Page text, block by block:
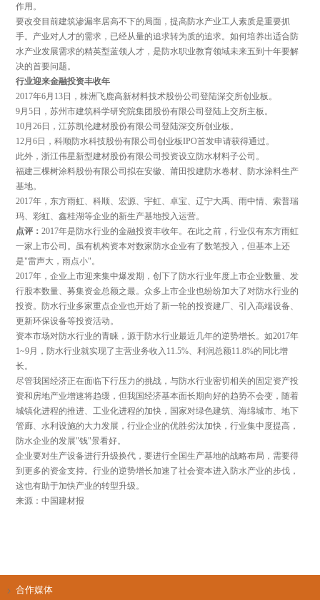
作用。
要改变目前建筑渗漏率居高不下的局面，提高防水产业工人素质是重要抓
手。产业对人才的需求，已经从量的追求转为质的追求。如何培养出适合防
水产业发展需求的精英型蓝领人才，是防水职业教育领域未来五到十年要解
决的首要问题。
行业迎来金融投资丰收年
2017年6月13日，株洲飞鹿高新材料技术股份公司登陆深交所创业板。
9月5日，苏州市建筑科学研究院集团股份有限公司登陆上交所主板。
10月26日，江苏凯伦建材股份有限公司登陆深交所创业板。
12月6日，科顺防水科技股份有限公司创业板IPO首发申请获得通过。
此外，浙江伟星新型建材股份有限公司投资设立防水材料子公司。
福建三棵树涂料股份有限公司拟在安徽、莆田投建防水卷材、防水涂料生产
基地。
2017年，东方雨虹、科顺、宏源、宇虹、卓宝、辽宁大禹、雨中情、索普瑞
玛、彩虹、鑫桂湖等企业的新生产基地投入运营。
点评：2017年是防水行业的金融投资丰收年。在此之前，行业仅有东方雨虹
一家上市公司。虽有机构资本对数家防水企业有了数笔投入，但基本上还
是"雷声大，雨点小"。
2017年，企业上市迎来集中爆发期，创下了防水行业年度上市企业数量、发
行股本数量、募集资金总额之最。众多上市企业也纷纷加大了对防水行业的
投资。防水行业多家重点企业也开始了新一轮的投资建厂、引入高端设备、
更新环保设备等投资活动。
资本市场对防水行业的青睐，源于防水行业最近几年的逆势增长。如2017年
1~9月，防水行业就实现了主营业务收入11.5%、利润总额11.8%的同比增
长。
尽管我国经济正在面临下行压力的挑战，与防水行业密切相关的固定资产投
资和房地产业增速将趋缓，但我国经济基本面长期向好的趋势不会变，随着
城镇化进程的推进、工业化进程的加快，国家对绿色建筑、海绵城市、地下
管廊、水利设施的大力发展，行业企业的优胜劣汰加快，行业集中度提高，
防水企业的发展"钱"景看好。
企业要对生产设备进行升级换代，要进行全国生产基地的战略布局，需要得
到更多的资金支持。行业的逆势增长加速了社会资本进入防水产业的步伐，
这也有助于加快产业的转型升级。
来源：中国建材报
合作媒体